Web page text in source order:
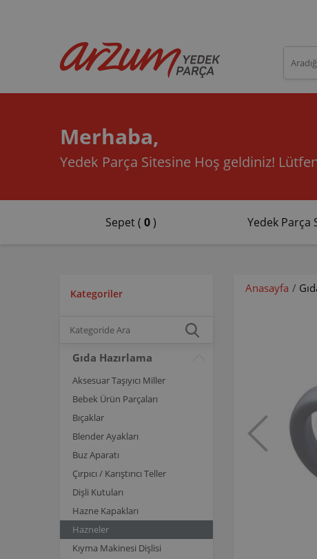
Merhaba,
Yedek Parça Sitesine Hoş geldiniz!
Sepet ( 0) Yedek Parça
Kategoriler
Gıda Hazırlama
Aksesuar Taşıyıcı Miller
Bebek Ürün Parçaları
Bıçaklar
Blender Ayakları
Buz Aparatı
Çırpıcı / Karıştırıcı Teller
Dişli Kutuları
Hazne Kapakları
Hazneler
Kıyma Makinesi Dişlisi
Anasayfa /